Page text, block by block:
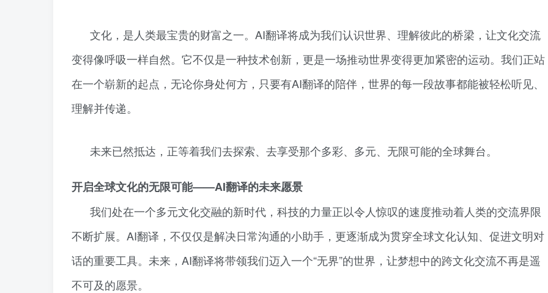
文化，是人类最宝贵的财富之一。AI翻译将成为我们认识世界、理解彼此的桥梁，让文化交流
变得像呼吸一样自然。它不仅是一种技术创新，更是一场推动世界变得更加紧密的运动。我们正站
在一个崭新的起点，无论你身处何方，只要有AI翻译的陪伴，世界的每一段故事都能被轻松听见、
理解并传递。
未来已然抵达，正等着我们去探索、去享受那个多彩、多元、无限可能的全球舞台。
开启全球文化的无限可能——AI翻译的未来愿景
我们处在一个多元文化交融的新时代，科技的力量正以令人惊叹的速度推动着人类的交流界限
不断扩展。AI翻译，不仅仅是解决日常沟通的小助手，更逐渐成为贯穿全球文化认知、促进文明对
话的重要工具。未来，AI翻译将带领我们迈入一个“无界”的世界，让梦想中的跨文化交流不再是遥
不可及的愿景。